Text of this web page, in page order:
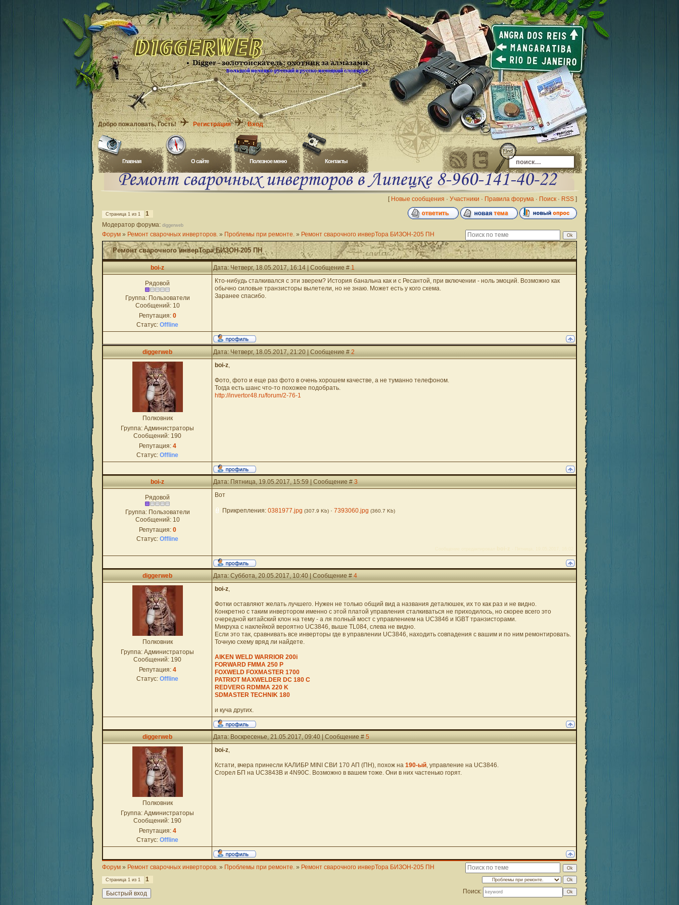
Добро пожаловать, Гость! Регистрация Вход
Главная O сайте Полезное меню Контакты
[ Новые сообщения · Участники · Правила форума · Поиск · RSS ]
Страница 1 из 1
1
Модератор форума: diggerweb
Форум » Ремонт сварочных инверторов. » Проблемы при ремонте. » Ремонт сварочного инверТора БИЗОН-205 ПН
Ремонт сварочного инверТора БИЗОН-205 ПН
boi-z Дата: Четверг, 18.05.2017, 16:14 | Сообщение #1
Рядовой
Группа: Пользователи
Сообщений: 10
Репутация: 0
Статус: Offline
Кто-нибудь сталкивался с эти зверем? История банальна как и с Ресантой, при включении - ноль эмоций. Возможно как
обычно силовые транзисторы вылетели, но не знаю. Может есть у кого схема.
Заранее спасибо.
diggerweb Дата: Четверг, 18.05.2017, 21:20 | Сообщение #2
Полковник
Группа: Администраторы
Сообщений: 190
Репутация: 4
Статус: Offline
boi-z,
Фото, фото и еще раз фото в очень хорошем качестве, а не туманно телефоном.
Тогда есть шанс что-то похожее подобрать.
http://invertor48.ru/forum/2-76-1
boi-z Дата: Пятница, 19.05.2017, 15:59 | Сообщение #3
Рядовой
Группа: Пользователи
Сообщений: 10
Репутация: 0
Статус: Offline
Вот
Прикрепления: 0381977.jpg (307.9 Kb) · 7393060.jpg (360.7 Kb)
diggerweb Дата: Суббота, 20.05.2017, 10:40 | Сообщение #4
Полковник
Группа: Администраторы
Сообщений: 190
Репутация: 4
Статус: Offline
boi-z,
Фотки оставляют желать лучшего. Нужен не только общий вид а названия деталюшек, их то как раз и не видно.
Конкретно с таким инвертором именно с этой платой управления сталкиваться не приходилось, но скорее всего это
очередной китайский клон на тему - а ля полный мост с управлением на UC3846 и IGBT транзисторами.
Микруха с наклейкой вероятно UC3846, выше TL084, слева не видно.
Если это так, сравнивать все инверторы где в управлении UC3846, находить совпадения с вашим и по ним ремонтировать.
Точную схему вряд ли найдете.
AIKEN WELD WARRIOR 200i
FORWARD FMMA 250 P
FOXWELD FOXMASTER 1700
PATRIOT MAXWELDER DC 180 C
REDVERG RDMMA 220 K
SDMASTER TECHNIK 180
и куча других.
diggerweb Дата: Воскресенье, 21.05.2017, 09:40 | Сообщение #5
Полковник
Группа: Администраторы
Сообщений: 190
Репутация: 4
Статус: Offline
boi-z,
Кстати, вчера принесли КАЛИБР MINI СВИ 170 АП (ПН), похож на 190-ый, управление на UC3846.
Сгорел БП на UC3843B и 4N90C. Возможно в вашем тоже. Они в них частенько горят.
Форум » Ремонт сварочных инверторов. » Проблемы при ремонте. » Ремонт сварочного инверТора БИЗОН-205 ПН
Страница 1 из 1
1
Поиск: